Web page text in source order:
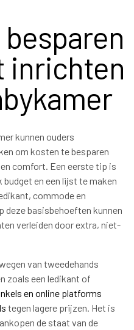
inrichten
kunnen ouders
om kosten te besparen
comfort. Een eerste tip is
budget en een lijst te maken
commode en
deze basisbehoeften kunnen
verleiden door extra, niet-
van tweedehands
zoals een ledikant of
en online platforms
tegen lagere prijzen. Het is
de staat van de